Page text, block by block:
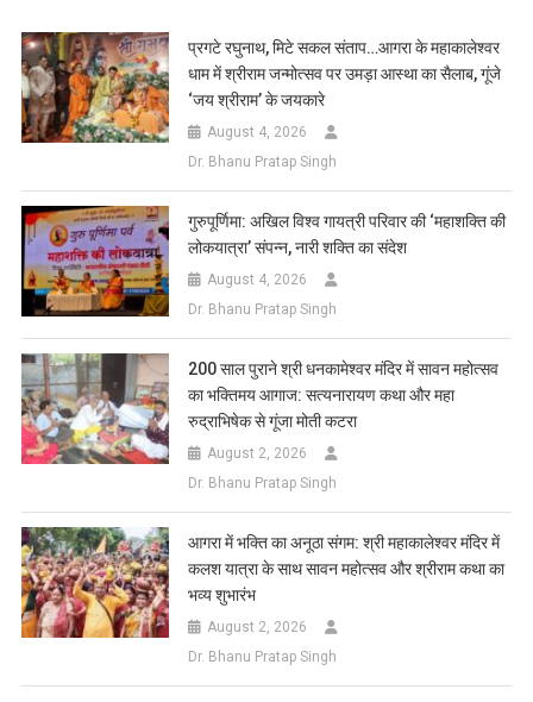
List
प्रगटे रघुनाथ, मिटे सकल संताप…आगरा के महाकालेश्वर
धाम में श्रीराम जन्मोत्सव पर उमड़ा आस्था का सैलाब, गूंजे
‘जय श्रीराम’ के जयकारे
August 4, 2026
Dr. Bhanu Pratap Singh
गुरुपूर्णिमा: अखिल विश्व गायत्री परिवार की ‘महाशक्ति की
लोकयात्रा’ संपन्न, नारी शक्ति का संदेश
August 4, 2026
Dr. Bhanu Pratap Singh
200 साल पुराने श्री धनकामेश्वर मंदिर में सावन महोत्सव
का भक्तिमय आगाज: सत्यनारायण कथा और महा
रुद्राभिषेक से गूंजा मोती कटरा
August 2, 2026
Dr. Bhanu Pratap Singh
आगरा में भक्ति का अनूठा संगम: श्री महाकालेश्वर मंदिर में
कलश यात्रा के साथ सावन महोत्सव और श्रीराम कथा का
भव्य शुभारंभ
August 2, 2026
Dr. Bhanu Pratap Singh